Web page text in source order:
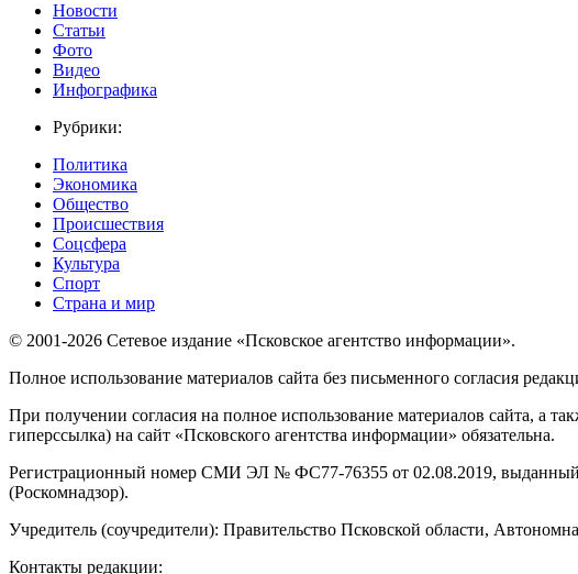
Новости
Статьи
Фото
Видео
Инфографика
Рубрики:
Политика
Экономика
Общество
Происшествия
Соцсфера
Культура
Спорт
Страна и мир
© 2001-2026 Сетевое издание «Псковское агентство информации».
Полное использование материалов сайта без письменного согласия
При получении согласия на полное использование материалов сайта, а
гиперссылка) на сайт «Псковского агентства информации» обязательна.
Регистрационный номер СМИ ЭЛ № ФС77-76355 от 02.08.2019, выданный
(Роскомнадзор).
Учредитель (соучредители): Правительство Псковской области,
Контакты редакции: